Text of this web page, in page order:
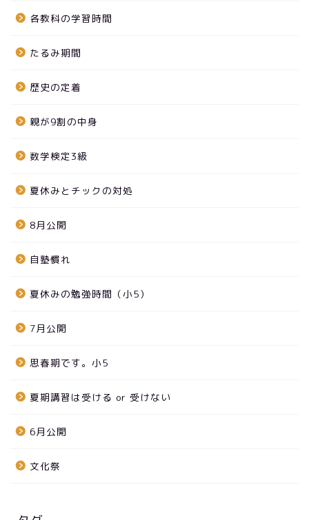
各教科の学習時間
たるみ期間
歴史の定着
親が9割の中身
数学検定3級
夏休みとチックの対処
8月公開
自塾慣れ
夏休みの勉強時間（小5）
7月公開
思春期です。小5
夏期講習は受ける or 受けない
6月公開
文化祭